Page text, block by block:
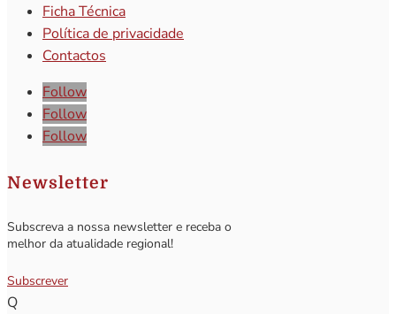
Ficha Técnica
Política de privacidade
Contactos
Follow
Follow
Follow
Newsletter
Subscreva a nossa newsletter e receba o
melhor da atualidade regional!
Subscrever
Q